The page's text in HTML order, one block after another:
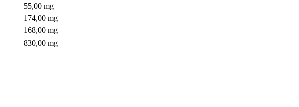
55,00 mg
174,00 mg
168,00 mg
830,00 mg